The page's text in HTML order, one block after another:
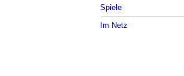
Spiele
Im Netz